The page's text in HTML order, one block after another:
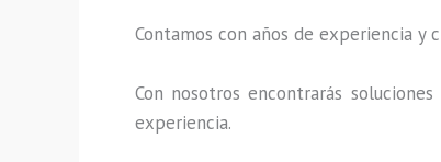
Contamos con años de experiencia y
Con nosotros encontrarás
experiencia.